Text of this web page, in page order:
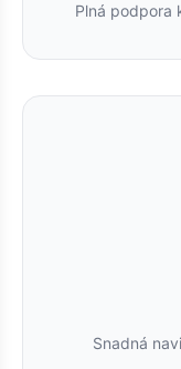
Plná podpora
Snadná